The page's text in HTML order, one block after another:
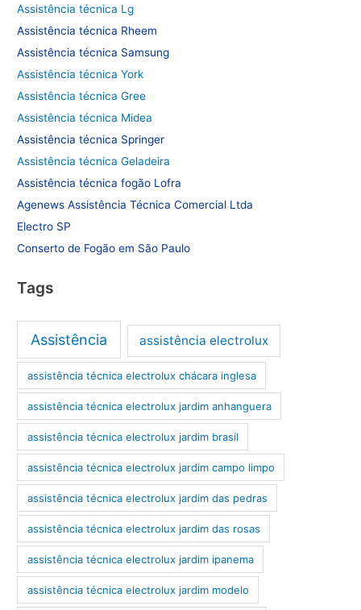
Assistência técnica Lg
Assistência técnica Rheem
Assistência técnica Samsung
Assistência técnica York
Assistência técnica Gree
Assistência técnica Midea
Assistência técnica Springer
Assistência técnica Geladeira
Assistência técnica fogão Lofra
Agenews Assistência Técnica Comercial Ltda
Electro SP
Conserto de Fogão em São Paulo
Tags
Assistência assistência electrolux
assistência técnica electrolux chácara inglesa
assistência técnica electrolux jardim anhanguera
assistência técnica electrolux jardim brasil
assistência técnica electrolux jardim campo limpo
assistência técnica electrolux jardim das pedras
assistência técnica electrolux jardim das rosas
assistência técnica electrolux jardim ipanema
assistência técnica electrolux jardim modelo